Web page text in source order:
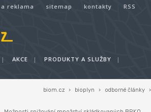
reklama sitemap kontakty RSS
| AKCE | PRODUKTY A SLUŽBY
|
biom.cz › bioplyn › odborné články ›